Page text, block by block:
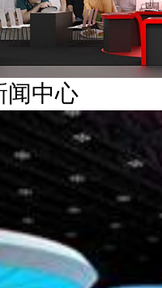
闻中心